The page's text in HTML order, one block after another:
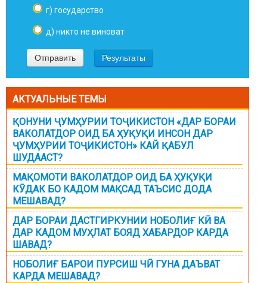
г) государство
д) никто не виноват
АКТУАЛЬНЫЕ ТЕМЫ
ҚОНУНИ ҶУМҲУРИИ ТОҶИКИСТОН «ДАР БОРАИ
ВАКОЛАТДОР ОИД БА ҲУҚУҚИ ИНСОН ДАР
ҶУМҲУРИИ ТОҶИКИСТОН» КАЙ ҚАБУЛ
ШУДААСТ?
МАҚОМОТИ ВАКОЛАТДОР ОИД БА ҲУҚУҚИ
КӮДАК БО КАДОМ МАҚСАД ТАЪСИС ДОДА
МЕШАВАД?
ДАР БОРАИ ДАСТГИРКУНИИ НОБОЛИҒ КӢ ВА
ДАР КАДОМ МУҲЛАТ БОЯД ХАБАРДОР КАРДА
ШАВАД?
НОБОЛИҒ БАРОИ ПУРСИШ ЧӢ ГУНА ДАЪВАТ
КАРДА МЕШАВАД?